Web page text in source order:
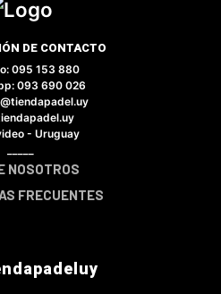
DE CONTACTO
095 153 880
093 690 026
- Uruguay
NOSOTROS
FRECUENTES
está vacío.
COMPLETO